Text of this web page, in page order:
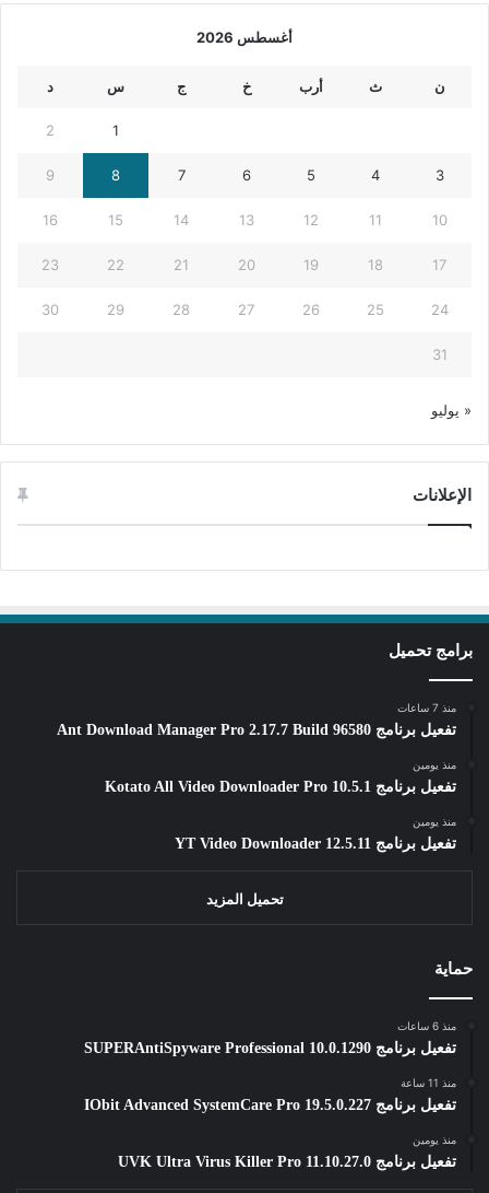
أغسطس 2026
ن ث أرب خ ج س د
1
2
3
4
5
6
7
8
9
10
11
12
13
14
15
16
17
18
19
20
21
22
23
24
25
26
27
28
29
30
31
« يوليو
الإعلانات
برامج تحميل
منذ 7 ساعات
تفعيل برنامج Ant Download Manager Pro 2.17.7 Build 96580
منذ يومين
تفعيل برنامج Kotato All Video Downloader Pro 10.5.1
منذ يومين
تفعيل برنامج YT Video Downloader 12.5.11
تحميل المزيد
حماية
منذ 6 ساعات
تفعيل برنامج SUPERAntiSpyware Professional 10.0.1290
منذ 11 ساعة
تفعيل برنامج IObit Advanced SystemCare Pro 19.5.0.227
منذ يومين
تفعيل برنامج UVK Ultra Virus Killer Pro 11.10.27.0